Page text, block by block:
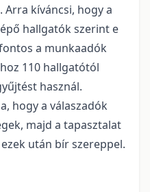
kíváncsi, hogy a
hallgatók szerint e
a munkaadók
110 hallgatótól
használ.
hogy a válaszadók
majd a tapasztalat
után bír szereppel.